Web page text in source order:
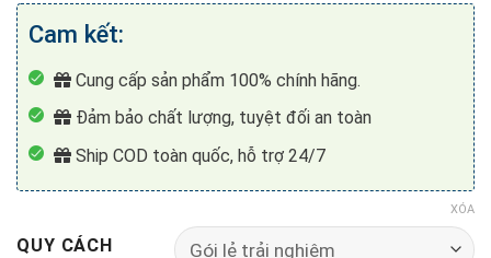
Cam kết:
Cung cấp sản phẩm 100% chính hãng.
Đảm bảo chất lượng, tuyệt đối an toàn
Ship COD toàn quốc, hỗ trợ 24/7
QUY CÁCH
XÓA